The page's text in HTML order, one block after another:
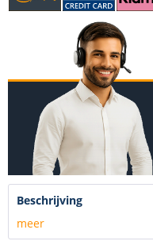
Beschrijving
meer